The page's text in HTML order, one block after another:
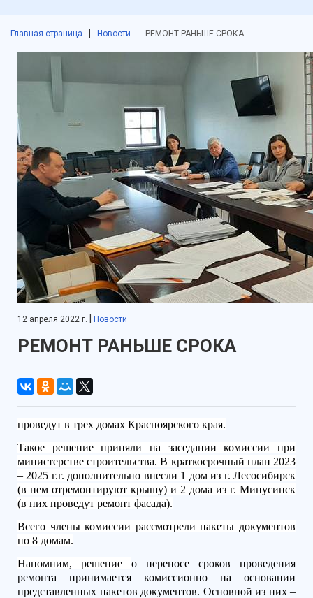
Главная страница Новости РЕМОНТ РАНЬШЕ СРОКА
12 апреля 2022 г. Новости
РЕМОНТ РАНЬШЕ СРОКА
проведут в трех домах Красноярского края.
Такое решение приняли на заседании комиссии при
министерстве строительства. В краткосрочный план 2023
– 2025 г.г. дополнительно внесли 1 дом из г. Лесосибирск
(в нем отремонтируют крышу) и 2 дома из г. Минусинск
(в них проведут ремонт фасада).
Всего члены комиссии рассмотрели пакеты документов
по 8 домам.
Напомним, решение о переносе сроков проведения
ремонта принимается комиссионно на основании
представленных пакетов документов. Основной из них –